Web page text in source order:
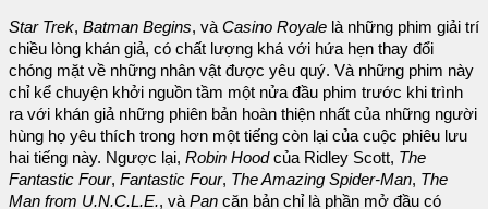
Star Trek, Batman Begins, vàCasino Royale là những phim giải trí
chiều lòng khán giả, có chất lượng khá với hứa hẹn thay đổi
chóng mặt về những nhân vật được yêu quý. Và những phim này
chỉ kể chuyện khởi nguồn tầm một nửa đầu phim trước khi trình
ra với khán giả những phiên bản hoàn thiện nhất của những người
hùng họ yêu thích trong hơn một tiếng còn lại của cuộc phiêu lưu
hai tiếng này. Ngược lại, Robin Hoodcủa Ridley Scott, The
Fantastic Four, Fantastic Four, The Amazing Spider-Man, The
Man from U.N.C.L.E., vàPan căn bản chỉ là phần mở đầu có